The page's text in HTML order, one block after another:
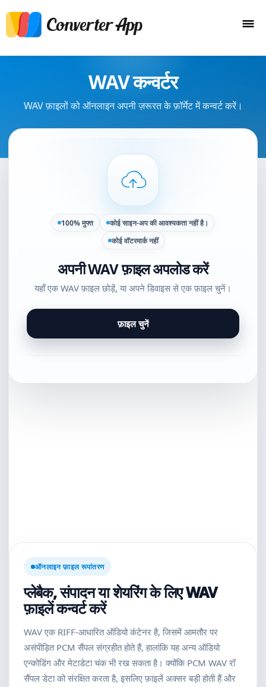
WAV कन्वर्टर
WAV फ़ाइलों को ऑनलाइन अपनी ज़रूरत के फ़ॉर्मेट में कन्वर्ट करें।
100% मुफ्त
कोई साइन-अप की आवश्यकता नहीं है।
कोई वॉटरमार्क नहीं
अपनी WAV फ़ाइल अपलोड करें
यहाँ एक WAV फ़ाइल छोड़ें, या अपने डिवाइस से एक फ़ाइल चुनें।
फ़ाइल चुनें
ऑनलाइन फ़ाइल रूपांतरण
प्लेबैक, संपादन या शेयरिंग के लिए WAV
फ़ाइलें कन्वर्ट करें
WAV एक RIFF-आधारित ऑडियो कंटेनर है, जिसमें आमतौर पर
असंपीड़ित PCM सैंपल संग्रहीत होते हैं, हालांकि यह अन्य ऑडियो
एन्कोडिंग और मेटाडेटा चंक भी रख सकता है। क्योंकि PCM WAV रॉ
सैंपल डेटा को संरक्षित करता है, इसलिए फ़ाइलें अक्सर बड़ी होती हैं और